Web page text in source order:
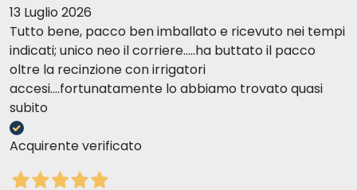
13 Luglio 2026
Tutto bene, pacco ben imballato e ricevuto nei tempi
indicati; unico neo il corriere.....ha buttato il pacco
oltre la recinzione con irrigatori
accesi....fortunatamente lo abbiamo trovato quasi
subito
Acquirente verificato